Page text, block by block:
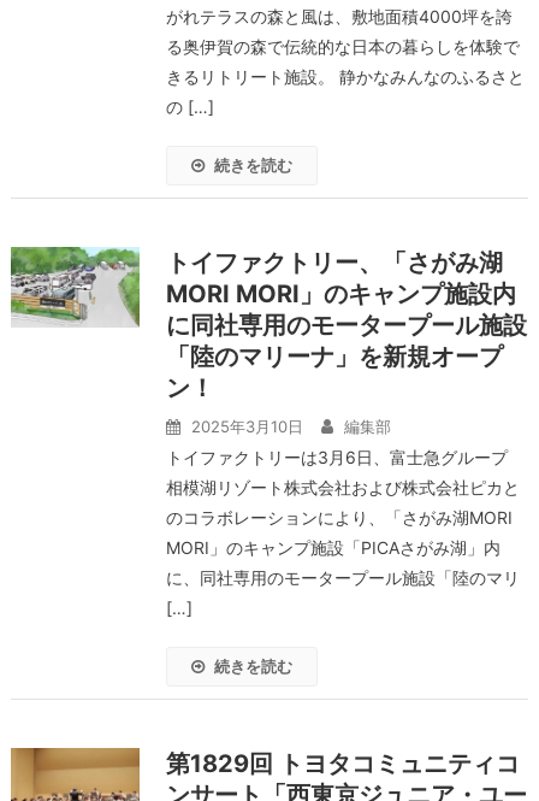
がれテラスの森と風は、敷地面積4000坪を誇
る奥伊賀の森で伝統的な日本の暮らしを体験で
きるリトリート施設。 静かなみんなのふるさと
の […]
続きを読む
トイファクトリー、「さがみ湖
MORI MORI」のキャンプ施設内
に同社専用のモータープール施設
「陸のマリーナ」を新規オープ
ン！
2025年3月10日 編集部
トイファクトリーは3月6日、富士急グループ
相模湖リゾート株式会社および株式会社ピカと
のコラボレーションにより、「さがみ湖MORI
MORI」のキャンプ施設「PICAさがみ湖」内
に、同社専用のモータープール施設「陸のマリ
[…]
続きを読む
第1829回 トヨタコミュニティコ
ンサート「西東京ジュニア・ユー